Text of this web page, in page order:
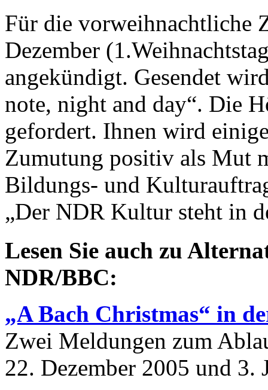
Für die vorweihnachtliche
Dezember
angekündigt. Gesendet
note, night and day“. Die
gefordert. Ihnen wird
Zumutung positiv als Mut
Bildungs- und
„Der NDR Kultur steht in
Lesen Sie auch zu
NDR/BBC:
„A Bach Christmas“ in
Zwei Meldungen zum
22. Dezember 2005 und 3.